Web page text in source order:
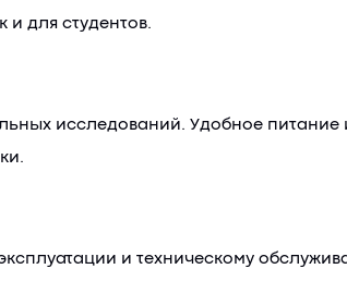
для студентов.
исследований. Удобное питание
и техническому